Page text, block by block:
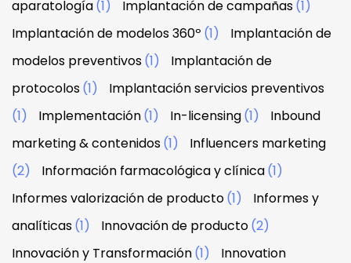
aparatología(1) Implantación de campañas(1)
Implantación de modelos 360º (1)
Implantación de
modelos preventivos(1)
Implantación de
protocolos(1)
Implantación servicios preventivos
(1)
Implementación(1) In-licensing(1)
Inbound
marketing & contenidos(1)
Influencers marketing
(2)
Información farmacológica y clínica(1)
Informes valorización de producto(1)
Informes y
analíticas(1) Innovación de producto(2)
Innovación y Transformación(1)
Innovation